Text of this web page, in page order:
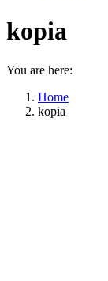
kopia
You are here:
Home
kopia